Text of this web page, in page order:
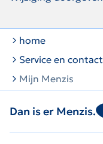
home
Service en contact
Mijn Menzis
Dan is er Menzis.